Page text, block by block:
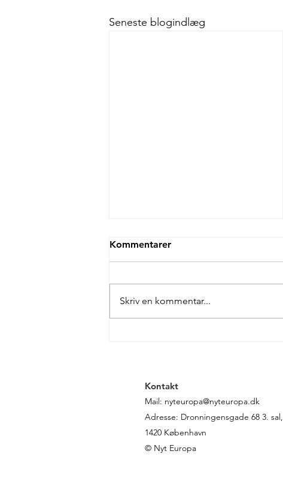
Seneste blogindlæg
Kommentarer
Skriv en kommentar...
Kontakt
Mail: nyteuropa@nyteuropa.dk
Adresse: Dronningensgade 68 3. sal,
1420 København
© Nyt Europa